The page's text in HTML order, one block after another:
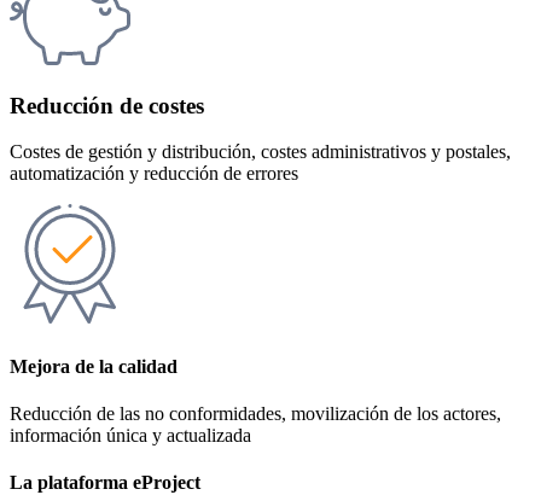
Reducción de costes
Costes de gestión y distribución, costes administrativos y postales,
automatización y reducción de errores
Mejora de la calidad
Reducción de las no conformidades, movilización de los actores,
información única y actualizada
La plataforma eProject